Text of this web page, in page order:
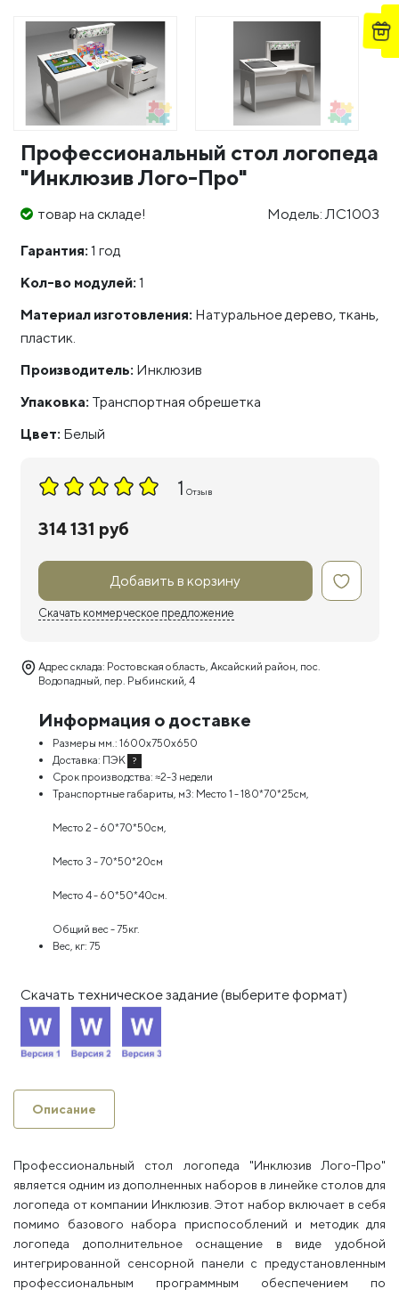
Профессиональный стол логопеда
"Инклюзив Лого-Про"
товар на складе! Модель: ЛС1003
Гарантия: 1 год
Кол-во модулей: 1
Материал изготовления: Натуральное дерево, ткань,
пластик.
Производитель: Инклюзив
Упаковка: Транспортная обрешетка
Цвет: Белый
1 Отзыв
314 131 руб
Добавить в корзину
Скачать коммерческое предложение
Адрес склада: Ростовская область, Аксайский район, пос.
Водопадный, пер. Рыбинский, 4
Информация о доставке
Размеры мм.: 1600х750х650
Доставка: ПЭК ?
Срок производства: ≈2-3 недели
Транспортные габариты, м3: Место 1 - 180*70*25см,
Место 2 - 60*70*50см,
Место 3 - 70*50*20см
Место 4 - 60*50*40см.
Общий вес - 75кг.
Вес, кг: 75
Скачать техническое задание(выберите формат)
Описание
Профессиональный стол логопеда "Инклюзив Лого-Про"
является одним из дополненных наборов в линейке столов для
логопеда от компании Инклюзив. Этот набор включает в себя
помимо базового набора приспособлений и методик для
логопеда дополнительное оснащение в виде удобной
интегрированной сенсорной панели с предустановленным
профессиональным программным обеспечением по